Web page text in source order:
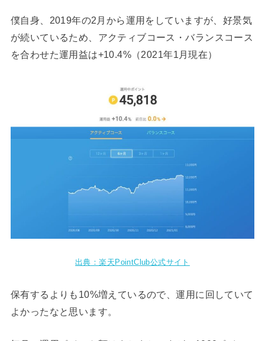
僕自身、2019年の2月から運用をしていますが、好景気
が続いているため、アクティブコース・バランスコース
を合わせた運用益は+10.4%（2021年1月現在）
出典：楽天PointClub公式サイト
保有するよりも10%増えているので、運用に回していて
よかったなと思います。